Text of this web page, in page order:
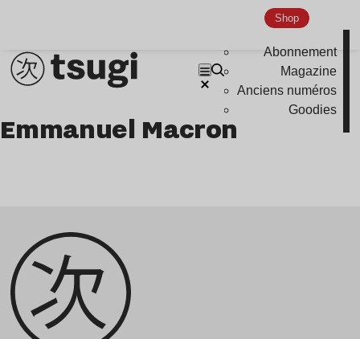
Shop
Abonnement
Magazine
Anciens numéros
Goodies
Genre musicaux
Pop
Ambient
Disco
Hardcore
Emmanuel Macron